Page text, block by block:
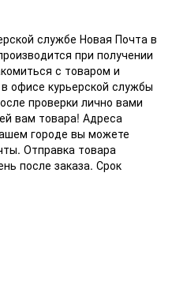
службе Новая Почта в
при получении
с товаром и
офисе курьерской службы
проверки лично вами
вам товара! Адреса
городе вы можете
Отправка товара
после заказа. Срок